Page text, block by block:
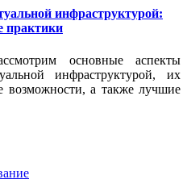
инфраструктурой:
практики
основные аспекты
инфраструктурой, их
возможности, а также лучшие